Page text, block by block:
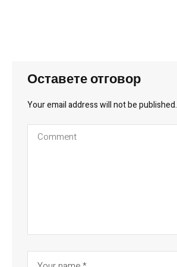
Оставете отговор
Your email address will not be published.